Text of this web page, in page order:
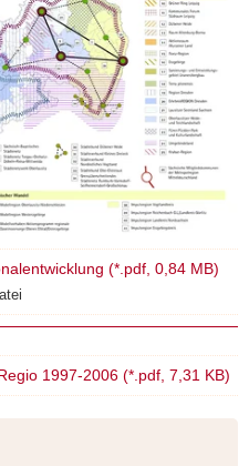
(*.pdf, 0,84 MB)
1997-2006 (*.pdf, 7,31 KB)